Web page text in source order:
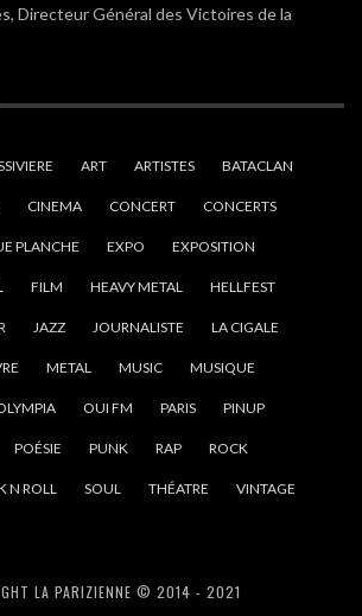
Directeur Général des Victoires de la
ART ARTISTES BATACLAN
CINEMA CONCERT CONCERTS
PLANCHE EXPO EXPOSITION
FILM HEAVY METAL HELLFEST
JAZZ JOURNALISTE LA CIGALE
METAL MUSIC MUSIQUE
OUI FM PARIS PINUP
POÉSIE PUNK RAP ROCK
N ROLL SOUL THÉATRE VINTAGE
LA PARIZIENNE © 2014 - 2021